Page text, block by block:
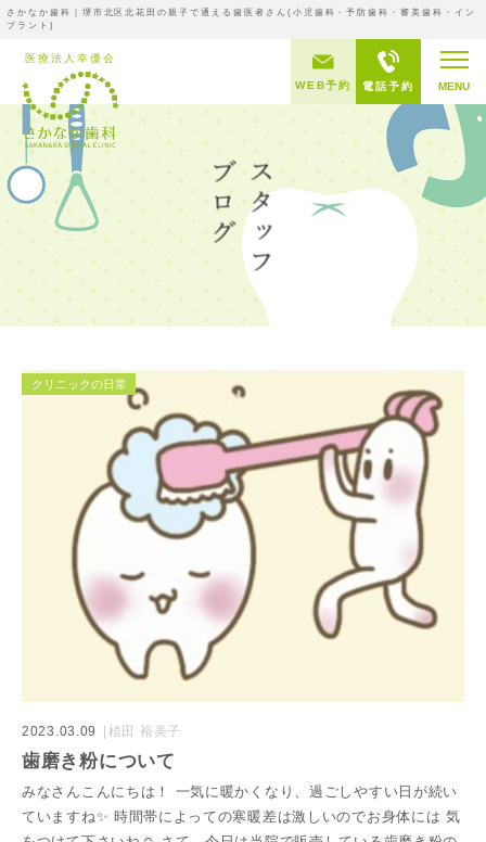
さかなか歯科｜堺市北区北花田の親子で通える歯医者さん(小児歯科・予防歯科・審美歯科・イン
プラント)
MENU
電話予約
WEB予約
クリニックの日常
2023.03.09 植田 裕美子
歯磨き粉について
みなさんこんにちは！ 一気に暖かくなり、過ごしやすい日が続い
ていますね✨ 時間帯によっての寒暖差は激しいのでお身体には 気